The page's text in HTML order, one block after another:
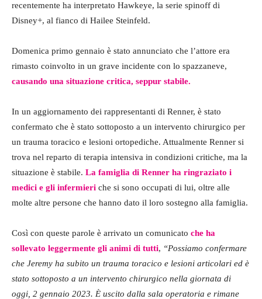
recentemente ha interpretato Hawkeye, la serie spinoff di
Disney+, al fianco di Hailee Steinfeld.
Domenica primo gennaio è stato annunciato che l’attore era
rimasto coinvolto in un grave incidente con lo spazzaneve,
causando una situazione critica, seppur stabile.
In un aggiornamento dei rappresentanti di Renner, è stato
confermato che è stato sottoposto a un intervento chirurgico per
un trauma toracico e lesioni ortopediche. Attualmente Renner si
trova nel reparto di terapia intensiva in condizioni critiche, ma la
situazione è stabile. La famiglia di Renner ha ringraziato i
medici e gli infermieri che si sono occupati di lui, oltre alle
molte altre persone che hanno dato il loro sostegno alla famiglia.
Così con queste parole è arrivato un comunicato che ha
sollevato leggermente gli animi di tutti, “Possiamo confermare
che Jeremy ha subito un trauma toracico e lesioni articolari ed è
stato sottoposto a un intervento chirurgico nella giornata di
oggi, 2 gennaio 2023. È uscito dalla sala operatoria e rimane